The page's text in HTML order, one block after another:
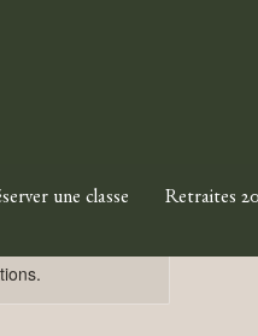
une classe Retraites